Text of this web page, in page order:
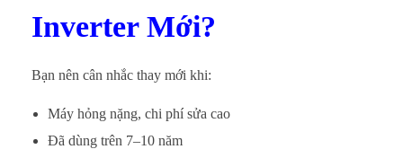
Inverter Mới?
Bạn nên cân nhắc thay mới khi:
Máy hỏng nặng, chi phí sửa cao
Đã dùng trên 7–10 năm